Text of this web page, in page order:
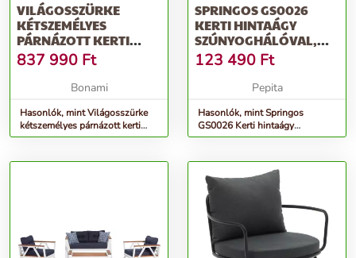
VILÁGOSSZÜRKE
KÉTSZEMÉLYES
PÁRNÁZOTT KERTI
NAPOZÓÁGY EVA –
HARTMAN
837 990 Ft
Bonami
Hasonlók, mint Világosszürke
kétszemélyes párnázott kerti
napozóágy Eva – Hartman
SPRINGOS GS0026
KERTI HINTAÁGY
SZÚNYOGHÁLÓVAL,
ACÉLRÁCSOS 3 SZEMÉ...
123 490 Ft
Pepita
Hasonlók, mint Springos
GS0026 Kerti hintaágy
szúnyoghálóval, acélrácsos 3